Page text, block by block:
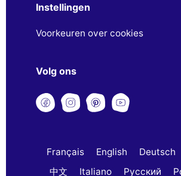
Instellingen
Voorkeuren over cookies
Volg ons
Français English Deutsch
中文
Italiano Русский